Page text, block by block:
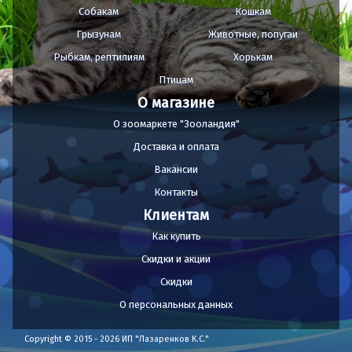
Собакам
Кошкам
Грызунам
Животные, попугаи
Рыбкам, рептилиям
Хорькам
Птицам
О магазине
О зоомаркете "Зооландия"
Доставка и оплата
Вакансии
Контакты
Клиентам
Как купить
Скидки и акции
Скидки
О персональных данных
Copyright © 2015 - 2026 ИП "Лазаренков К.С."